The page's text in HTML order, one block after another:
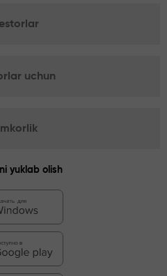
uchun
yuklab olish